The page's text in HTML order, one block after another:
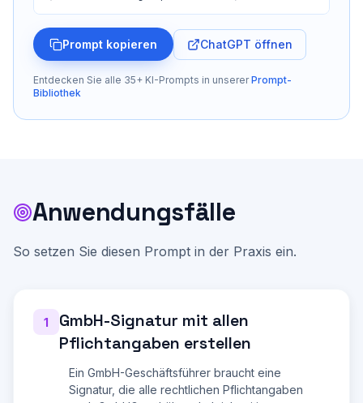
1. Vollstaendiger Name und Titel/Grad (Dr.,
Prof., Dipl.-Ing. etc.)
2. Position/Funktion im Unternehmen
3. Abteilung (falls relevant)
**Unternehmensdaten:**
8. E-Mail-Adresse
9. Website-URL
10. Handelsregisternummer und Registergericht
11. Geschäftsführer/Inhaber (bei GmbH und UG
**Design-Praeferenzen:**
13. Gibt es Unternehmensfarben (Hex-Codes)?
14. Sollen Social-Media-Links integriert
Facebook)?
15. Soll ein Firmenlogo eingebunden werden?
16. Welches E-Mail-Programm wird genutzt
Prompt kopieren ChatGPT öffnen
Entdecken Sie alle 35+ KI-Prompts in unserer Prompt-
Bibliothek
Anwendungsfälle
So setzen Sie diesen Prompt in der Praxis ein.
1
GmbH-Signatur mit allen
Pflichtangaben erstellen
Ein GmbH-Geschäftsführer braucht eine
Signatur, die alle rechtlichen Pflichtangaben